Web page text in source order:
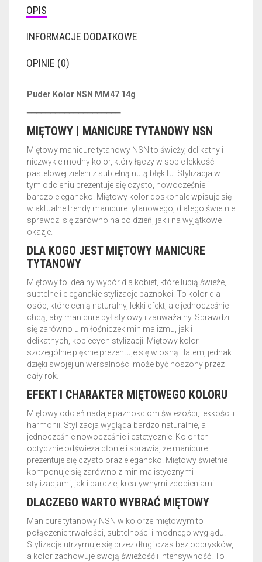
OPIS
INFORMACJE DODATKOWE
OPINIE (0)
Puder Kolor NSN MM47 14g
━━━━━━━━━━━━━━━━━━━━
MIĘTOWY | MANICURE TYTANOWY NSN
Miętowy manicure tytanowy NSN to świeży, delikatny i
niezwykle modny kolor, który łączy w sobie lekkość
pastelowej zieleni z subtelną nutą błękitu. Stylizacja w
tym odcieniu prezentuje się czysto, nowocześnie i
bardzo elegancko. Miętowy kolor doskonale wpisuje się
w aktualne trendy manicure tytanowego, dlatego świetnie
sprawdzi się zarówno na co dzień, jak i na wyjątkowe
okazje.
DLA KOGO JEST MIĘTOWY MANICURE
TYTANOWY
Miętowy to idealny wybór dla kobiet, które lubią świeże,
subtelne i eleganckie stylizacje paznokci. To kolor dla
osób, które cenią naturalny, lekki efekt, ale jednocześnie
chcą, aby manicure był stylowy i zauważalny. Sprawdzi
się zarówno u miłośniczek minimalizmu, jak i
delikatnych, kobiecych stylizacji. Miętowy kolor
szczególnie pięknie prezentuje się wiosną i latem, jednak
dzięki swojej uniwersalności może być noszony przez
cały rok.
EFEKT I CHARAKTER MIĘTOWEGO KOLORU
Miętowy odcień nadaje paznokciom świeżości, lekkości i
harmonii. Stylizacja wygląda bardzo naturalnie, a
jednocześnie nowocześnie i estetycznie. Kolor ten
optycznie odświeża dłonie i sprawia, że manicure
prezentuje się czysto oraz elegancko. Miętowy świetnie
komponuje się zarówno z minimalistycznymi
stylizacjami, jak i bardziej kreatywnymi zdobieniami.
DLACZEGO WARTO WYBRAĆ MIĘTOWY
Manicure tytanowy NSN w kolorze miętowym to
połączenie trwałości, subtelności i modnego wyglądu.
Stylizacja utrzymuje się przez długi czas bez odprysków,
a kolor zachowuje swoją świeżość i intensywność. To